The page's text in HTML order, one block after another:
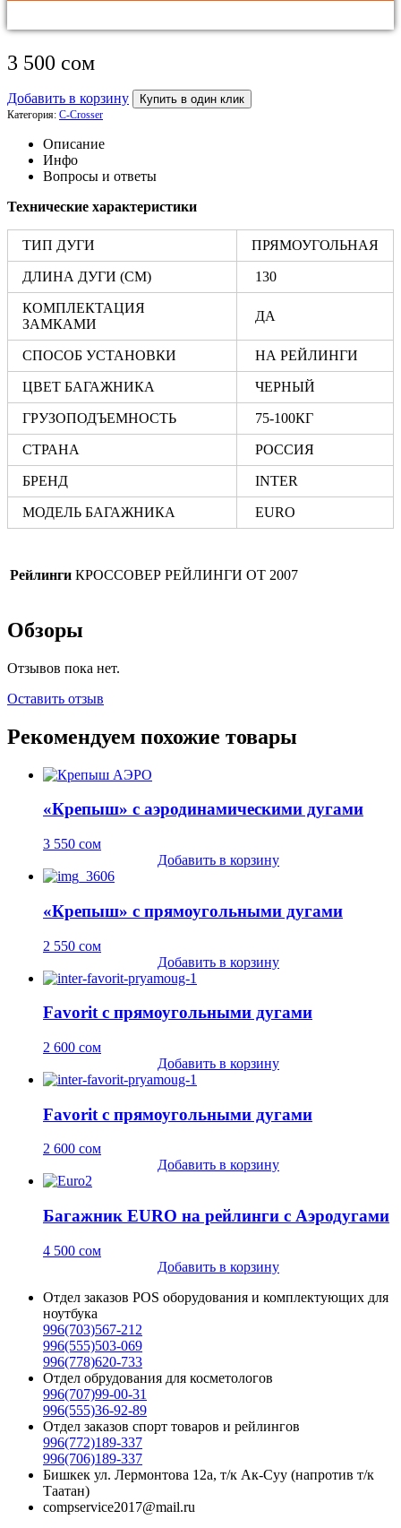
3 500 сом
Добавить в корзину Купить в один клик
Категория: C-Crosser
Описание
Инфо
Вопросы и ответы
Технические характеристики
ТИП ДУГИ ПРЯМОУГОЛЬНАЯ
ДЛИНА ДУГИ (СМ) 130
КОМПЛЕКТАЦИЯ
ЗАМКАМИ
ДА
СПОСОБ УСТАНОВКИ НА РЕЙЛИНГИ
ЦВЕТ БАГАЖНИКА ЧЕРНЫЙ
ГРУЗОПОДЪЕМНОСТЬ 75-100КГ
СТРАНА РОССИЯ
БРЕНД INTER
МОДЕЛЬ БАГАЖНИКА EURO
Рейлинги КРОССОВЕР РЕЙЛИНГИ ОТ 2007
Обзоры
Отзывов пока нет.
Оставить отзыв
Рекомендуем похожие товары
«Крепыш» с аэродинамическими дугами
3 550 сом
Добавить в корзину
«Крепыш» с прямоугольными дугами
2 550 сом
Добавить в корзину
Favorit с прямоугольными дугами
2 600 сом
Добавить в корзину
Favorit с прямоугольными дугами
2 600 сом
Добавить в корзину
Багажник EURO на рейлинги c Аэродугами
4 500 сом
Добавить в корзину
Отдел заказов POS оборудования и комплектующих для
ноутбука
996(703)567-212
996(555)503-069
996(778)620-733
Отдел обрудования для косметологов
996(707)99-00-31
996(555)36-92-89
Отдел заказов спорт товаров и рейлингов
996(772)189-337
996(706)189-337
Бишкек ул. Лермонтова 12а, т/к Ак-Суу (напротив т/к
Таатан)
compservice2017@mail.ru